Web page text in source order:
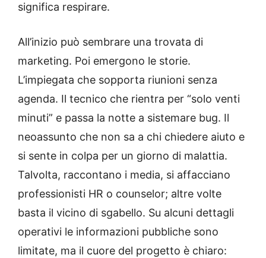
significa respirare.
All’inizio può sembrare una trovata di
marketing. Poi emergono le storie.
L’impiegata che sopporta riunioni senza
agenda. Il tecnico che rientra per “solo venti
minuti” e passa la notte a sistemare bug. Il
neoassunto che non sa a chi chiedere aiuto e
si sente in colpa per un giorno di malattia.
Talvolta, raccontano i media, si affacciano
professionisti HR o counselor; altre volte
basta il vicino di sgabello. Su alcuni dettagli
operativi le informazioni pubbliche sono
limitate, ma il cuore del progetto è chiaro: